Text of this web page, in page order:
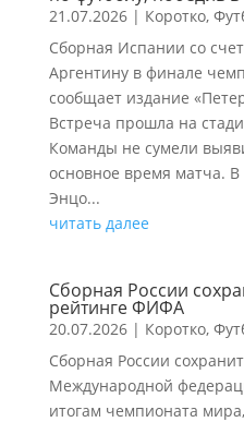
21.07.2026| Коротко,
Сборная Испании со
Аргентину в финале
сообщает издание
Встреча прошла на
Команды не сумели
основное время матча. В
Энцо...
читать далее
Сборная России
рейтинге ФИФА
20.07.2026| Коротко,
Сборная России
Международной
итогам чемпионата